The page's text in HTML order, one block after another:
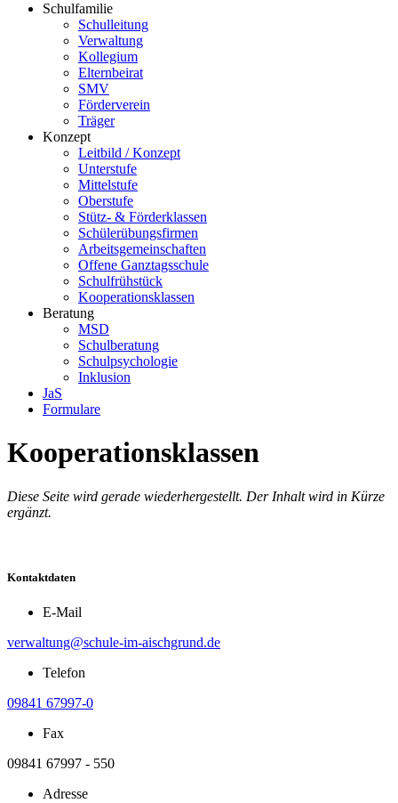
Schulfamilie
Schulleitung
Verwaltung
Kollegium
Elternbeirat
SMV
Förderverein
Träger
Konzept
Leitbild / Konzept
Unterstufe
Mittelstufe
Oberstufe
Stütz- & Förderklassen
Schülerübungsfirmen
Arbeitsgemeinschaften
Offene Ganztagsschule
Schulfrühstück
Kooperationsklassen
Beratung
MSD
Schulberatung
Schulpsychologie
Inklusion
JaS
Formulare
Kooperationsklassen
Diese Seite wird gerade wiederhergestellt. Der Inhalt wird in Kürze
ergänzt.
Kontaktdaten
E-Mail
verwaltung@schule-im-aischgrund.de
Telefon
09841 67997-0
Fax
09841 67997 - 550
Adresse